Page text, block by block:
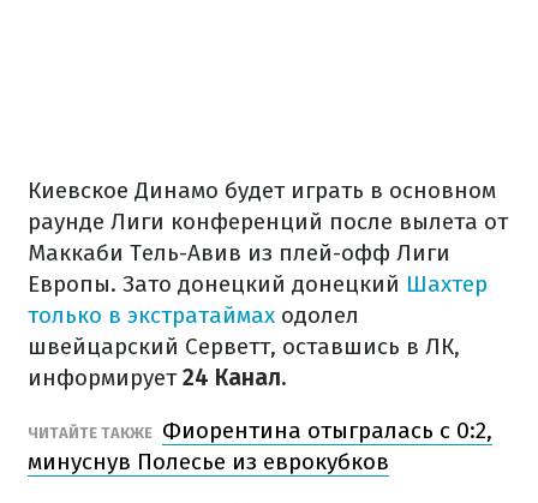
Киевское Динамо будет играть в основном
раунде Лиги конференций после вылета от
Маккаби Тель-Авив из плей-офф Лиги
Европы. Зато донецкий донецкий Шахтер
только в экстратаймах одолел
швейцарский Серветт, оставшись в ЛК,
информирует24 Канал.
ЧИТАЙТЕ ТАКЖЕ Фиорентина отыгралась с 0:2,
минуснув Полесье из еврокубков